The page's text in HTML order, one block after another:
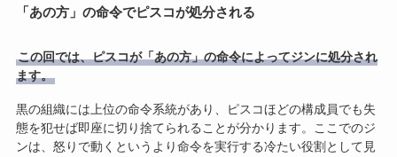
「あの方」の命令でピスコが処分される
この回では、ピスコが「あの方」の命令によってジンに処分され
ます。
黒の組織には上位の命令系統があり、ピスコほどの構成員でも失
態を犯せば即座に切り捨てられることが分かります。ここでのジ
ンは、怒りで動くというより命令を実行する冷たい役割として見